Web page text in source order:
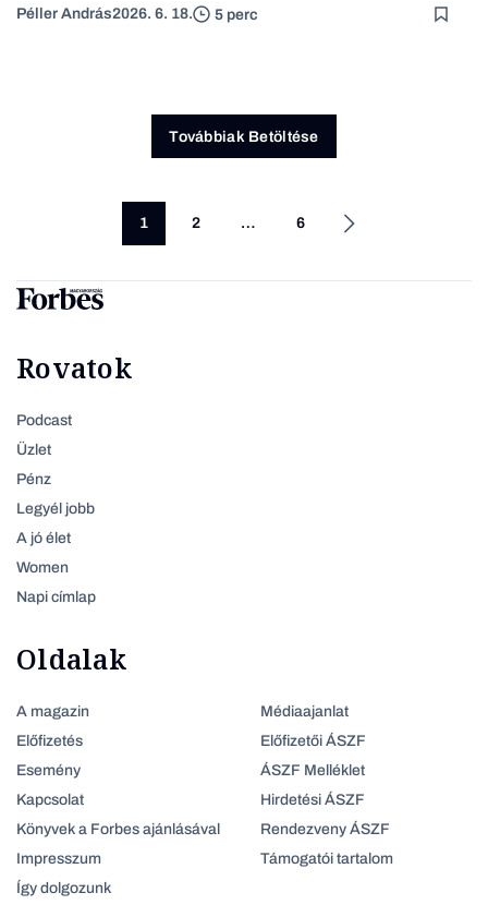
Péller András2026. 6. 18. 5 perc
Továbbiak Betöltése
1 2 … 6
Rovatok
Podcast
Üzlet
Pénz
Legyél jobb
A jó élet
Women
Napi címlap
Oldalak
A magazin
Előfizetés
Esemény
Kapcsolat
Könyvek a Forbes ajánlásával
Impresszum
Így dolgozunk
Médiaajanlat
Előfizetői ÁSZF
ÁSZF Melléklet
Hirdetési ÁSZF
Rendezveny ÁSZF
Támogatói tartalom